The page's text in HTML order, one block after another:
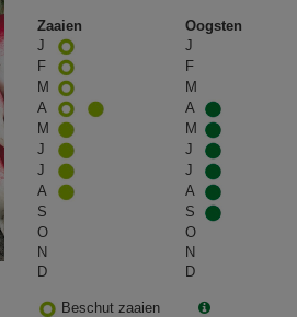
Zaaien
Oogsten
J
J
F
F
M
M
A
A
M
M
J
J
J
J
A
A
S
S
O
O
N
N
D
D
Beschut zaaien